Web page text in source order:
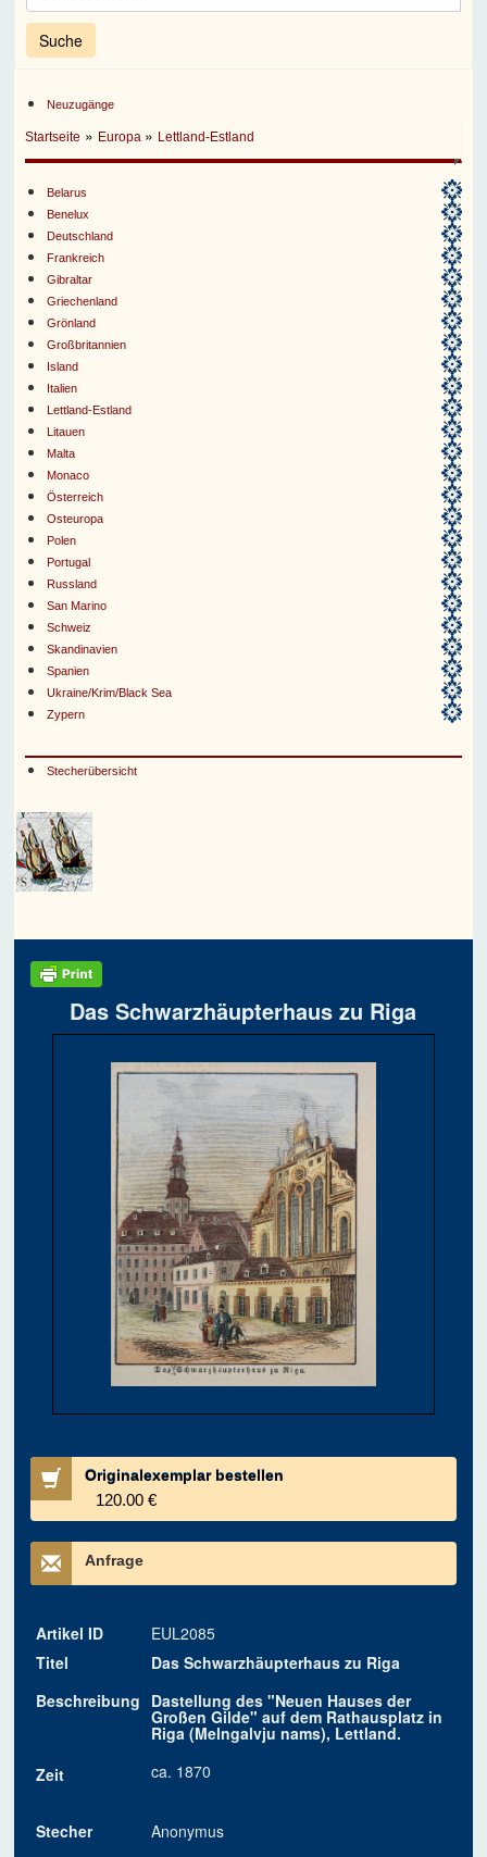
Neuzugänge
Startseite » Europa » Lettland-Estland
Belarus
Benelux
Deutschland
Frankreich
Gibraltar
Griechenland
Grönland
Großbritannien
Island
Italien
Lettland-Estland
Litauen
Malta
Monaco
Österreich
Osteuropa
Polen
Portugal
Russland
San Marino
Schweiz
Skandinavien
Spanien
Ukraine/Krim/Black Sea
Zypern
Stecherübersicht
Das Schwarzhäupterhaus zu Riga
Originalexemplar bestellen
120.00 €
Anfrage
Artikel ID
EUL2085
Titel
Das Schwarzhäupterhaus zu Riga
Beschreibung Dastellung des "Neuen Hauses der
Großen Gilde" auf dem Rathausplatz in
Riga (Melngalvju nams), Lettland.
Zeit
ca. 1870
Stecher
Anonymus